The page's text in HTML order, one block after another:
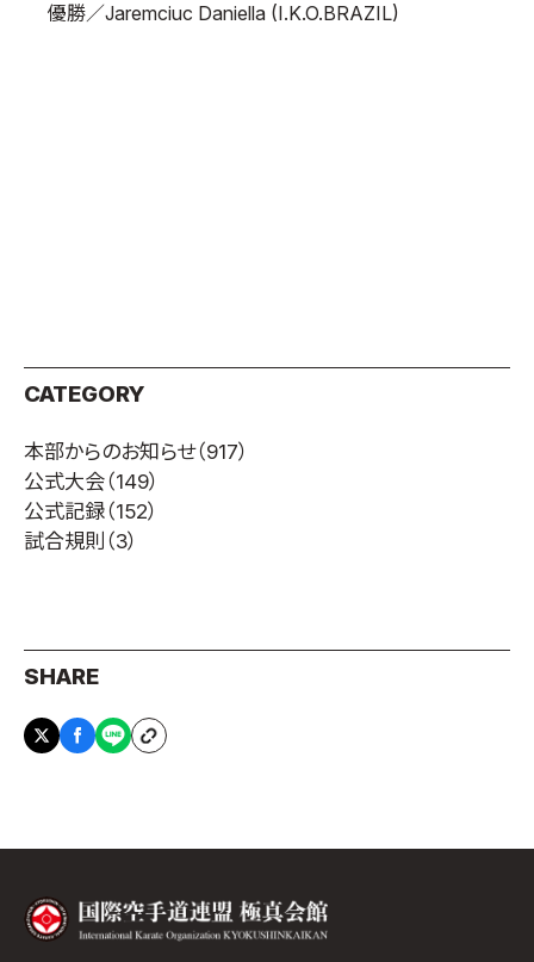
優勝／Jaremciuc Daniella (I.K.O.BRAZIL)
CATEGORY
本部からのお知らせ（917）
公式大会（149）
公式記録（152）
試合規則 （3）
SHARE